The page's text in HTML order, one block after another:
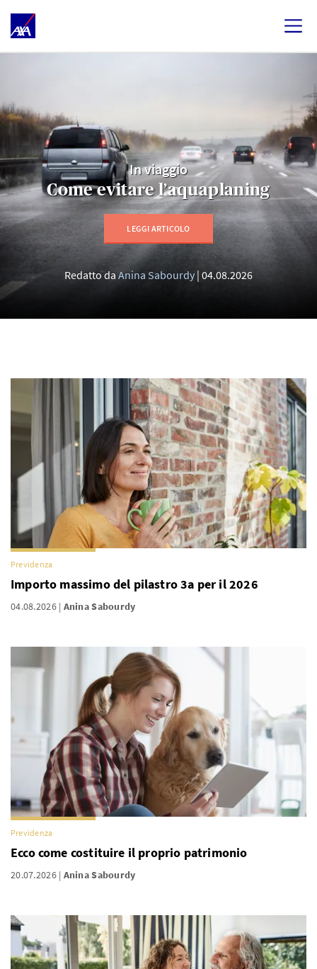
In viaggio
Come evitare l’aquaplaning
LEGGI ARTICOLO
Redatto daAnina Sabourdy 04.08.2026
Previdenza
Importo massimo del pilastro 3a per il 2026
04.08.2026 Anina Sabourdy
Previdenza
Ecco come costituire il proprio patrimonio
20.07.2026 Anina Sabourdy